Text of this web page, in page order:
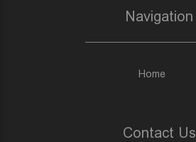
Navigation
Home
Contact Us